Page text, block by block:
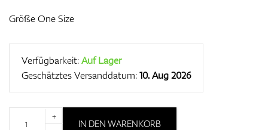
Größe One Size
Verfügbarkeit:Auf Lager
Geschätztes Versanddatum:10. Aug 2026
+
IN DEN WARENKORB